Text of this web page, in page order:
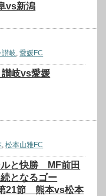
vs新潟
讃岐,愛媛FC
岐vs愛媛
,松本山雅FC
と快勝 MF前田
となるゴー
節 熊本vs松本